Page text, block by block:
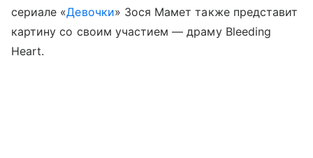
сериале «Девочки» Зося Мамет также представит
картину со своим участием — драму Bleeding
Heart.